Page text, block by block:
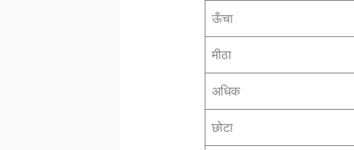
ऊँचा
मीठा
अधिक
छोटा